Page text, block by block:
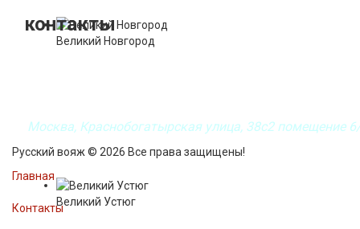
Великий Новгород
Великий Устюг
контакты
Москва, Краснобогатырская улица, 38с2помещение
Русский вояж © 2026 Все права защищены!
Главная
Контакты